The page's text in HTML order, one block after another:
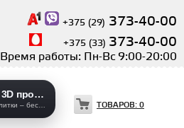
+375 (29) 373-40-00
+375 (33) 373-40-00
Время работы: Пн-Вс 9:00-20:00
Открыть 3D проекты
ТОВАРОВ: 0